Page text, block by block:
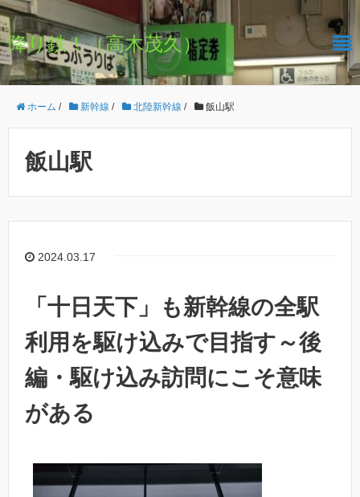
降り鉄！（高木茂久）
ホーム / 新幹線 / 北陸新幹線 / 飯山駅
飯山駅
2024.03.17
「十日天下」も新幹線の全駅
利用を駆け込みで目指す～後
編・駆け込み訪問にこそ意味
がある